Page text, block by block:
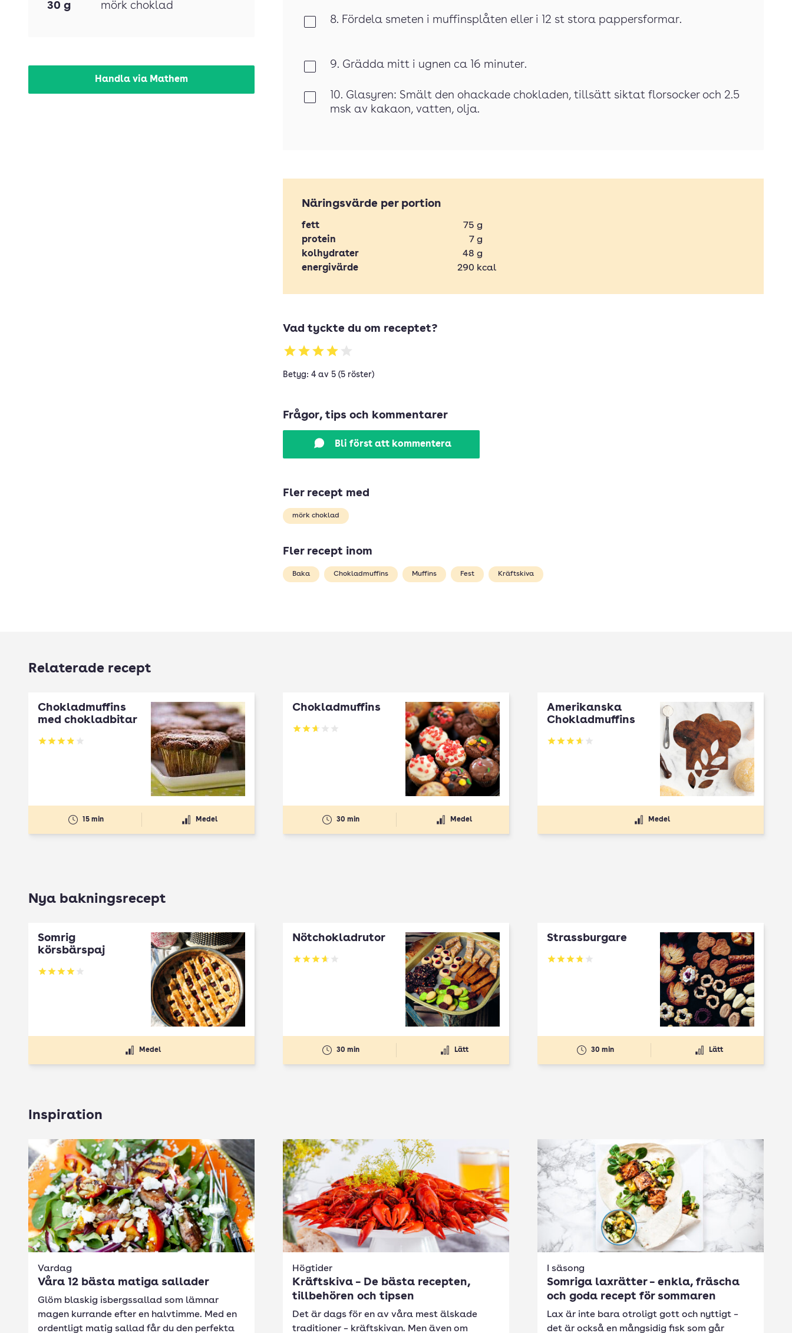
30 g mörk choklad
Handla via Mathem
8. Fördela smeten i muffinsplåten eller i 12 st stora pappersformar.
9. Grädda mitt i ugnen ca 16 minuter.
10. Glasyren: Smält den ohackade chokladen, tillsätt siktat florsocker och 2.5
msk av kakaon, vatten, olja.
Näringsvärde per portion
fett 75 g
protein
7 g
kolhydrater
48 g
energivärde
290 kcal
Vad tyckte du om receptet?
Betyg: 4 av 5 (5 röster)
Frågor, tips och kommentarer
Bli först att kommentera
Fler recept med
mörk choklad
Fler recept inom
Baka Chokladmuffins Muffins Fest Kräftskiva
Relaterade recept
Chokladmuffins
med chokladbitar
Betyg: 3.89 av 5
15 min Medel
Chokladmuffins
Betyg: 2.67 av 5
30 min Medel
Amerikanska
Chokladmuffins
Betyg: 3.67 av 5
Medel
Nya bakningsrecept
Somrig
körsbärspaj
Betyg: 4 av 5
Medel
Nötchokladrutor
Betyg: 3.65 av 5
30 min Lätt
Strassburgare
Betyg: 3.78 av 5
30 min Lätt
Inspiration
Vardag
Våra 12 bästa matiga sallader
Glöm blaskig isbergssallad som lämnar
magen kurrande efter en halvtimme. Med en
ordentligt matig sallad får du den perfekta
Högtider
Kräftskiva – De bästa recepten,
tillbehören och tipsen
Det är dags för en av våra mest älskade
traditioner – kräftskivan. Men även om
I säsong
Somriga laxrätter – enkla, fräscha
och goda recept för sommaren
Lax är inte bara otroligt gott och nyttigt –
det är också en mångsidig fisk som går